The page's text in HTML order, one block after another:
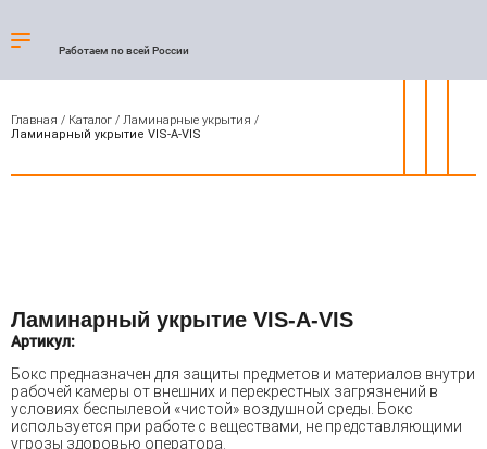
Работаем по всей России
Главная / Каталог / Ламинарные укрытия /
Ламинарный укрытие VIS-A-VIS
Ламинарный укрытие VIS-A-VIS
Артикул:
Бокс предназначен для защиты предметов и материалов внутри
рабочей камеры от внешних и перекрестных загрязнений в
условиях беспылевой «чистой» воздушной среды. Бокс
используется при работе с веществами, не представляющими
угрозы здоровью оператора.